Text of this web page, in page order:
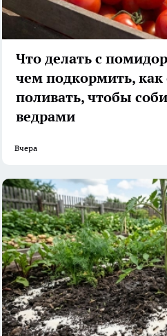
Что делать с
чем подкормить, как
поливать, чтобы
ведрами
Вчера